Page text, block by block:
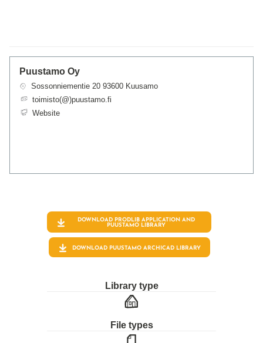
Puustamo Oy
Sossonniementie 20 93600 Kuusamo
toimisto(@)puustamo.fi
Website
DOWNLOAD PRODLIB APPLICATION AND
PUUSTAMO LIBRARY
DOWNLOAD PUUSTAMO ARCHICAD LIBRARY
Library type
File types